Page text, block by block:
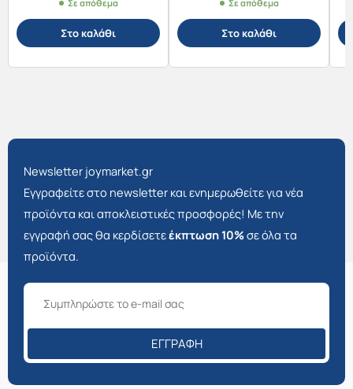
Σε απόθεμα
Στο καλάθι
Σε απόθεμα
Στο καλάθι
Newsletter joymarket.gr
Εγγραφείτε στο newsletter και ενημερωθείτε για νέα
προϊόντα και αποκλειστικές προσφορές! Με την
εγγραφή σας θα κερδίσετεέκπτωση 10%σε όλα τα
προϊόντα.
ΕΓΓΡΑΦΉ